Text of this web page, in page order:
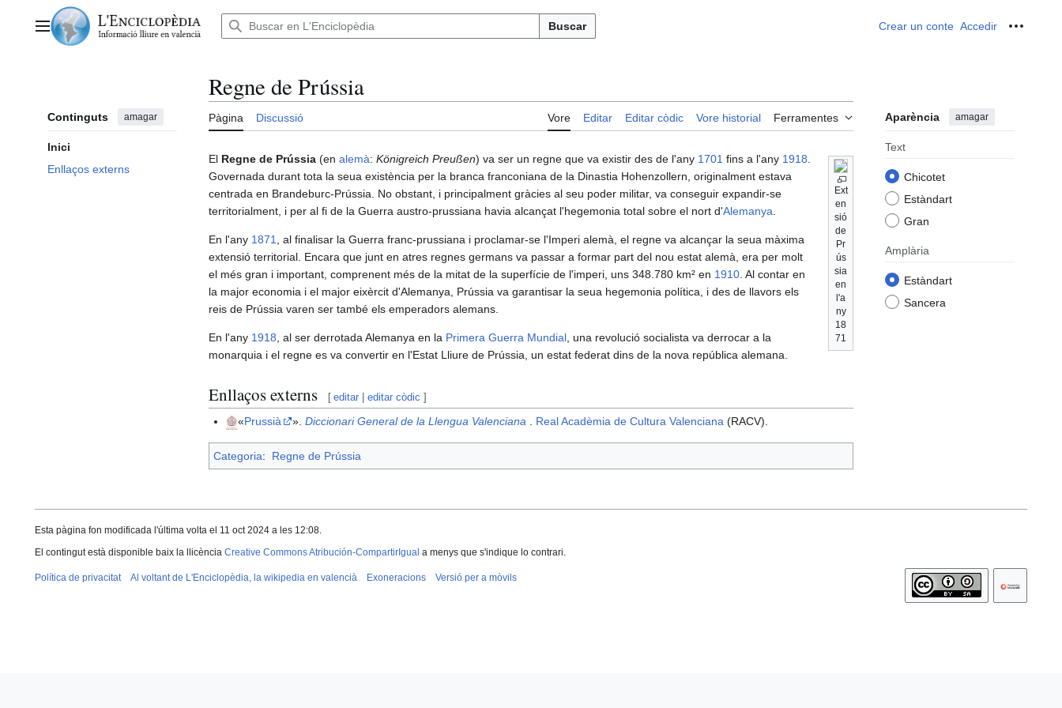
contingutMenú principal Buscar Crear un conte Accedir
Continguts amagar
Inici
Enllaços externs
Regne de Prússia
Pàgina Discussió Vore Editar Editar còdic Vore historial Ferramentes Aparència amagar
Text
Chicotet
Estàndart
Gran
Amplària
Estàndart
Sancera
Ext
en
sió
de
Pr
ús
sia
en
l'a
ny
18
71
El Regne de Prússia (en alemà: Königreich Preußen) va ser un regne que va existir des de l'any 1701 fins a l'any 1918
Governada durant tota la seua existència per la branca franconiana de la Dinastia Hohenzollern, originalment estava
centrada en Brandeburc-Prússia. No obstant, i principalment gràcies al seu poder militar, va conseguir expandir-se
territorialment, i per al fi de la Guerra austro-prussiana havia alcançat l'hegemonia total sobre el nort d'Alemanya
En l'any 1871
, al finalisar la Guerra franc-prussiana i proclamar-se l'Imperi alemà, el regne va alcançar la seua màxima
extensió territorial. Encara que junt en atres regnes germans va passar a formar part del nou estat alemà, era per molt
el més gran i important, comprenent més de la mitat de la superfície de l'imperi, uns 348.780 km² en 1910 . Al contar en
la major economia i el major eixèrcit d'Alemanya, Prússia va garantisar la seua hegemonia política, i des de llavors els
reis de Prússia varen ser també els emperadors alemans.
En l'any 1918 , al ser derrotada Alemanya en la Primera Guerra Mundial , una revolució socialista va derrocar a la
monarquia i el regne es va convertir en l'Estat Lliure de Prússia, un estat federat dins de la nova república alemana.
Enllaços externs [ editar |editar còdic ]
«Prussià ».Diccionari General de la Llengua Valenciana . Real Acadèmia de Cultura Valenciana (RACV).
Categoria: Regne de Prússia
Esta pàgina fon modificada l'última volta el 11 oct 2024 a les 12:08.
El contingut està disponible baix la llicència Creative Commons Atribución-CompartirIgual a menys que s'indique lo contrari.
Política de privacitat Al voltant de L'Enciclopèdia, la wikipedia en valencià Exoneracions Versió per a mòvils